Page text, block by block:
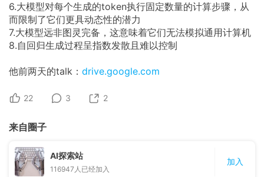
6.大模型对每个生成的token执行固定数量的计算步骤，从
而限制了它们更具动态性的潜力
7.大模型远非图灵完备，这意味着它们无法模拟通用计算机
8.自回归生成过程呈指数发散且难以控制
他前两天的talk： drive.google.com
22 3 2
来自圈子
AI探索站
116947 人已经加入
加入